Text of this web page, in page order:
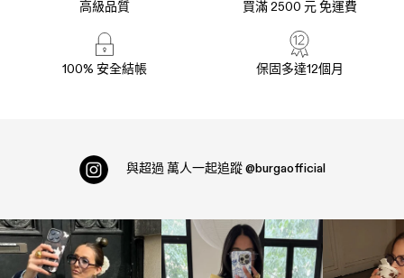
高級品質 買滿 2500 元 免運費
100% 安全結帳 保固多達12個月
與超過 萬人一起追蹤 @burgaofficial